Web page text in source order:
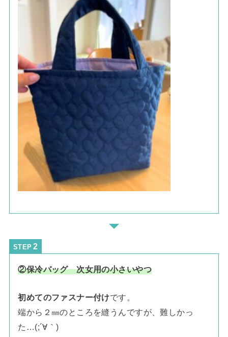
STEP
②保冷バッグ 次女用の小さいやつ
初めてのファスナー付けです。
端から２㎜のところを縫うんですが、難しかっ
た…(;´∀｀)